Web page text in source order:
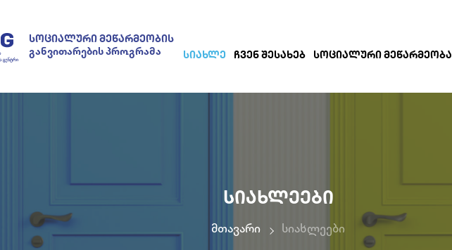
ᲡᲝᲪᲘᲐᲚᲣᲠᲘ ᲛᲔᲬᲐᲠᲛᲔᲝᲑᲘᲡ
განვითარების პროგრამა
ᲡᲘᲐᲮᲚᲔ ᲩᲕᲔᲜ ᲨᲔᲡᲐᲮᲔᲑ ᲡᲝᲪᲘᲐᲚᲣᲠᲘ ᲛᲔᲬᲐᲠᲛᲔᲝᲑᲐ
ᲡᲘᲐᲮᲚᲔᲔᲑᲘ
მთავარი სიახლეები